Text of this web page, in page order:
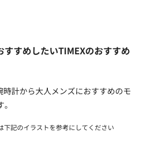
すすめしたいTIMEXのおすすめ
時計から大人メンズにおすすめのモ
記のイラストを参考にしてください